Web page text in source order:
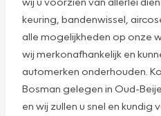
keuring, bandenwissel,
alle mogelijkheden op onze
wij merkonafhankelijk en
automerken onderhouden.
Bosman gelegen in Oud-
en wij zullen u snel en kundig